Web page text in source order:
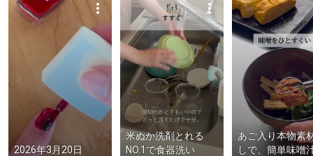
2026年3月20日
米ぬか洗剤とれる
NO.1で食器洗い
あご入り本物素
しで、簡単味噌